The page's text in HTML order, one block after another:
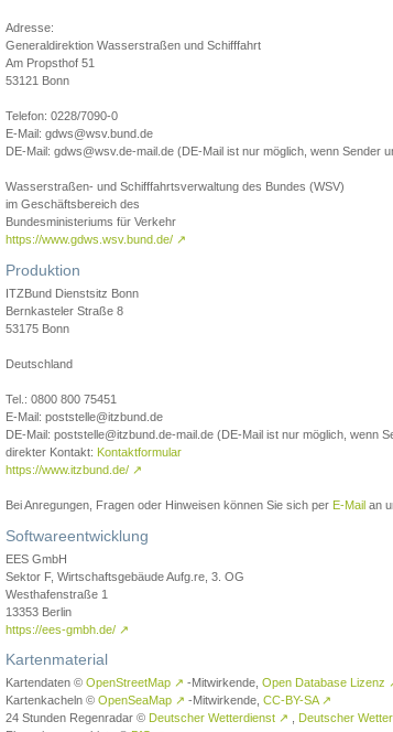
Adresse:
Generaldirektion Wasserstraßen und Schifffahrt
Am Propsthof 51
53121 Bonn
Telefon: 0228/7090-0
E-Mail: gdws@wsv.bund.de
DE-Mail: gdws@wsv.de-mail.de (DE-Mail ist nur möglich, wenn Sender
Wasserstraßen- und Schifffahrtsverwaltung des Bundes (WSV)
im Geschäftsbereich des
Bundesministeriums für Verkehr
https://www.gdws.wsv.bund.de/ ↗
Produktion
ITZBund Dienstsitz Bonn
Bernkasteler Straße 8
53175 Bonn
Deutschland
Tel.: 0800 800 75451
E-Mail: poststelle@itzbund.de
DE-Mail: poststelle@itzbund.de-mail.de (DE-Mail ist nur möglich, wenn
direkter Kontakt: Kontaktformular
https://www.itzbund.de/ ↗
Bei Anregungen, Fragen oder Hinweisen können Sie sich per E-Mail an
Softwareentwicklung
EES GmbH
Sektor F, Wirtschaftsgebäude Aufg.re, 3. OG
Westhafenstraße 1
13353 Berlin
https://ees-gmbh.de/ ↗
Kartenmaterial
Kartendaten © OpenStreetMap ↗ -Mitwirkende, Open Database Lizenz
Kartenkacheln © OpenSeaMap ↗ -Mitwirkende, CC-BY-SA ↗
24 Stunden Regenradar © Deutscher Wetterdienst ↗ Deutscher